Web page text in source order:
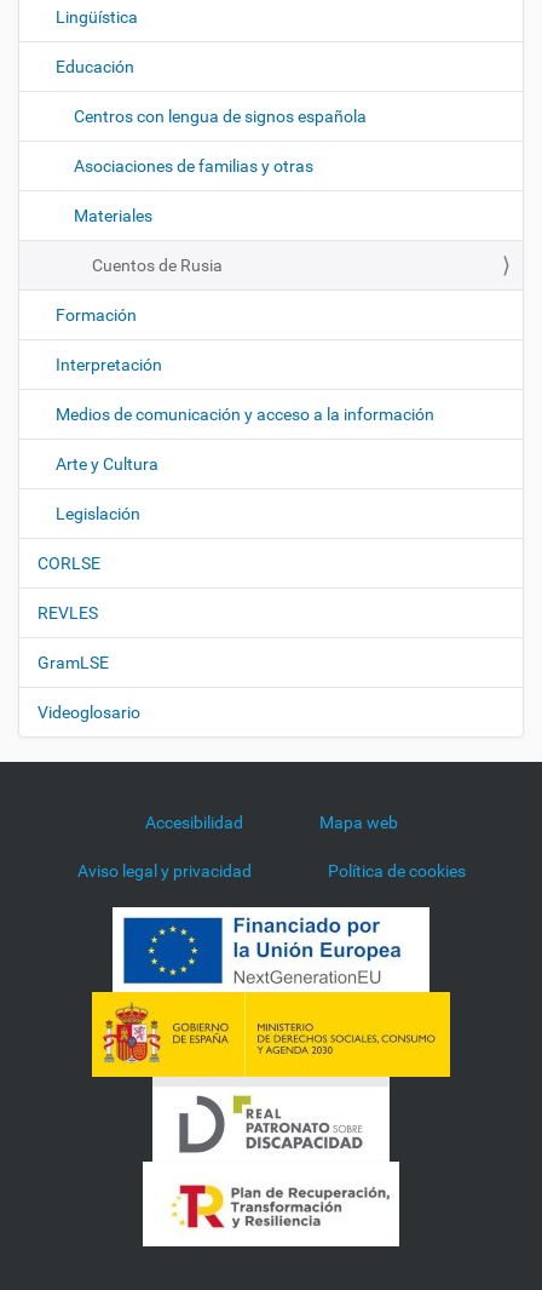
Lingüística
Educación
Centros con lengua de signos española
Asociaciones de familias y otras
Materiales
Cuentos de Rusia
Formación
Interpretación
Medios de comunicación y acceso a la información
Arte y Cultura
Legislación
CORLSE
REVLES
GramLSE
Videoglosario
Accesibilidad Mapa web
Aviso legal y privacidad Política de cookies